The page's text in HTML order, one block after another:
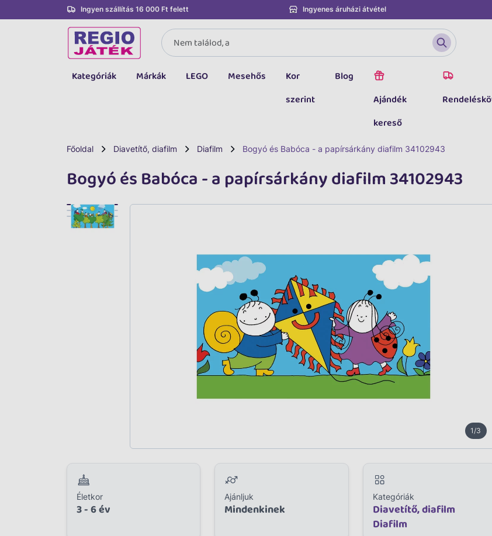
Ingyen szállítás 16 000 Ft felett Ingyenes áruházi átvétel
Kategóriák
LEGO
Kreatív, fejlesztő
Baba, babakocsi
Márkák LEGO Mesehős
Kor
szerint
Blog
Ajándék
kereső
Főoldal Diavetítő, diafilm Diafilm Bogyó és Babóca - a papírsárkány diafilm 34102943
Bogyó és Babóca - a papírsárkány diafilm 34102943
1/3
Életkor
3 - 6 év
Ajánljuk
Mindenkinek
Kategóriák
Diavetítő, diafilm
Diafilm